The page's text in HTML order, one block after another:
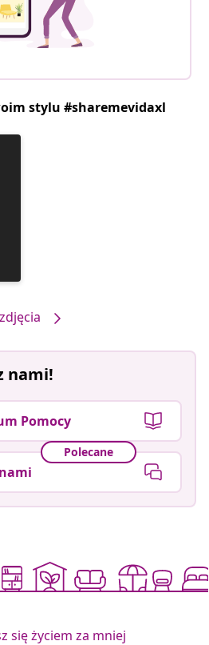
stylu #sharemevidaxl
nami!
Pomocy
Polecane
się życiem za mniej